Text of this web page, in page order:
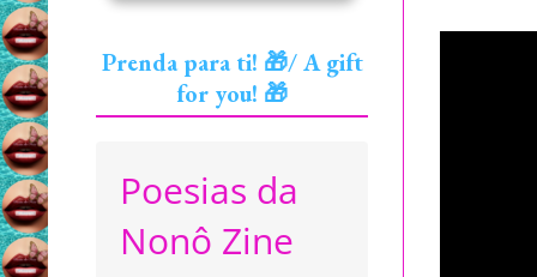
Prenda para ti! 🎁/ A gift
for you! 🎁
Poesias da
Nonô Zine